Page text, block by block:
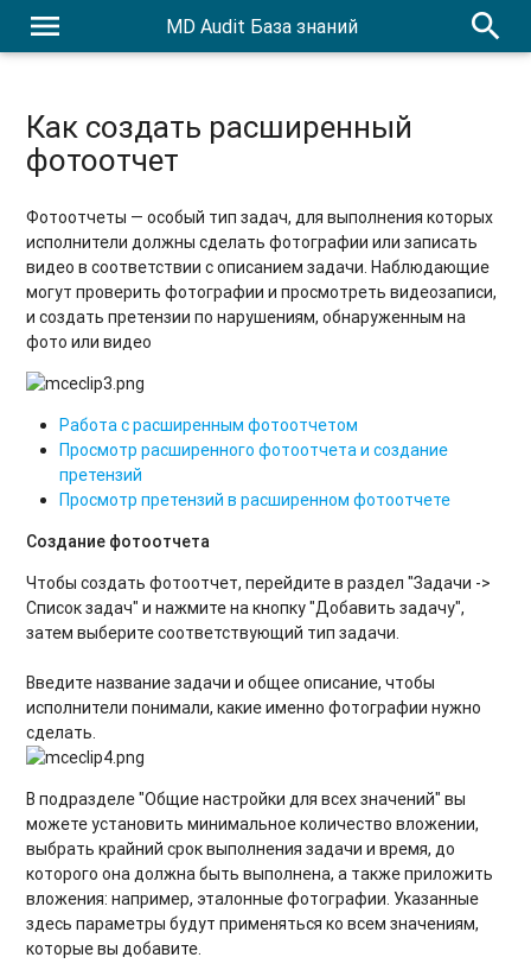
menu MD Audit База знаний search
Как создать расширенный
фотоотчет
Фотоотчеты — особый тип задач, для выполнения которых
исполнители должны сделать фотографии или записать
видео в соответствии с описанием задачи. Наблюдающие
могут проверить фотографии и просмотреть видеозаписи,
и создать претензии по нарушениям, обнаруженным на
фото или видео
Работа с расширенным фотоотчетом
Просмотр расширенного фотоотчета и создание
претензий
Просмотр претензий в расширенном фотоотчете
Создание фотоотчета
Чтобы создать фотоотчет, перейдите в раздел "Задачи ->
Список задач" и нажмите на кнопку "Добавить задачу",
затем выберите соответствующий тип задачи.
Введите название задачи и общее описание, чтобы
исполнители понимали, какие именно фотографии нужно
сделать.
В подразделе "Общие настройки для всех значений" вы
можете установить минимальное количество вложении,
выбрать крайний срок выполнения задачи и время, до
которого она должна быть выполнена, а также приложить
вложения: например, эталонные фотографии. Указанные
здесь параметры будут применяться ко всем значениям,
которые вы добавите.